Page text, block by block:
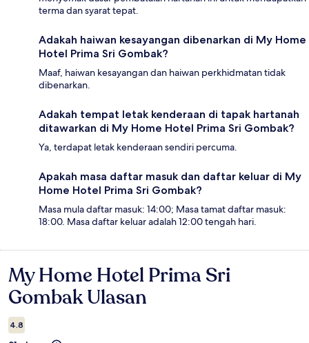
terma dan syarat tepat.
Adakah haiwan kesayangan dibenarkan di My Home
Hotel Prima Sri Gombak?
Maaf, haiwan kesayangan dan haiwan perkhidmatan tidak
dibenarkan.
Adakah tempat letak kenderaan di tapak hartanah
ditawarkan di My Home Hotel Prima Sri Gombak?
Ya, terdapat letak kenderaan sendiri percuma.
Apakah masa daftar masuk dan daftar keluar di My
Home Hotel Prima Sri Gombak?
Masa mula daftar masuk: 14:00; Masa tamat daftar masuk:
18:00. Masa daftar keluar adalah 12:00 tengah hari.
Ulasan
My Home Hotel Prima Sri
Gombak Ulasan
4.8